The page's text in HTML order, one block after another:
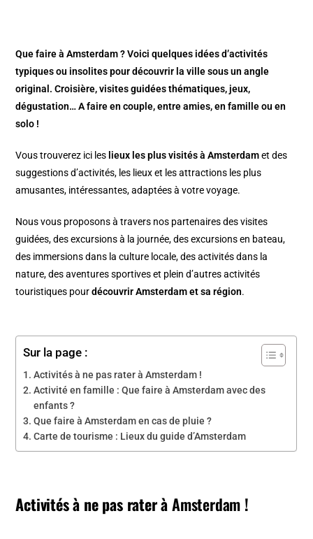
Que faire à Amsterdam ? Voici quelques idées d’activités
typiques ou insolites pour découvrir la ville sous un angle
original. Croisière, visites guidées thématiques, jeux,
dégustation… A faire en couple, entre amies, en famille ou en
solo !
Vous trouverez ici les lieux les plus visités à Amsterdamet des
suggestions d’activités, les lieux et les attractions les plus
amusantes, intéressantes, adaptées à votre voyage.
Nous vous proposons à travers nos partenaires des visites
guidées, des excursions à la journée, des excursions en bateau,
des immersions dans la culture locale, des activités dans la
nature, des aventures sportives et plein d’autres activités
touristiques pourdécouvrir Amsterdam et sa région.
Sur la page :
Activités à ne pas rater à Amsterdam !
Activité en famille : Que faire à Amsterdam avec des
enfants ?
Que faire à Amsterdam en cas de pluie ?
Carte de tourisme : Lieux du guide d’Amsterdam
Activités à ne pas rater àAmsterdam !